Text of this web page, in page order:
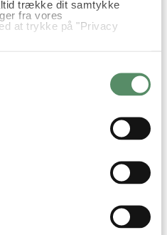
trække dit samtykke
fra vores
at trykke på "Privacy
om din placering,
for få meter
baseret på en scanning af
kartoflerne :)
3 kartofler skrev, hvor